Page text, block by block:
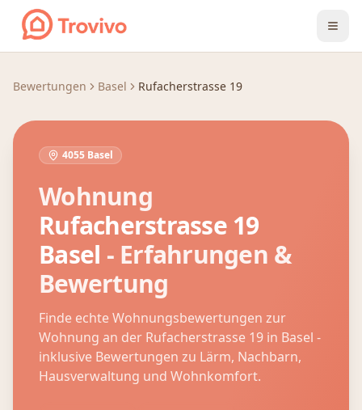
Zum Inhalt springen
Bewertungen Basel Rufacherstrasse 19
4055 Basel
Wohnung
Rufacherstrasse 19
Basel - Erfahrungen &
Bewertung
Finde echte Wohnungsbewertungen zur
Wohnung an der Rufacherstrasse 19 in Basel -
inklusive Bewertungen zu Lärm, Nachbarn,
Hausverwaltung und Wohnkomfort.